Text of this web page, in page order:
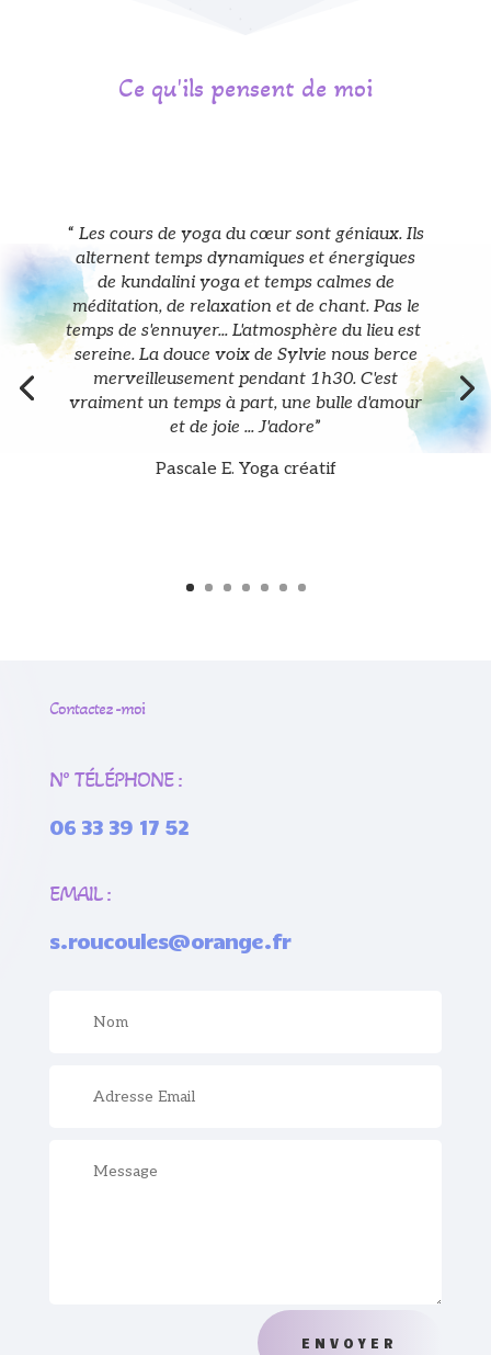
Ce qu'ils pensent de moi
“ Les cours de yoga du cœur sont géniaux. Ils
alternent temps dynamiques et énergiques
de kundalini yoga et temps calmes de
méditation, de relaxation et de chant. Pas le
temps de s'ennuyer... L'atmosphère du lieu est
sereine. La douce voix de Sylvie nous berce
merveilleusement pendant 1h30. C'est
vraiment un temps à part, une bulle d'amour
et de joie ... J'adore”
Pascale E. Yoga créatif
Contactez -moi
N° TÉLÉPHONE :
06 33 39 17 52
EMAIL :
s.roucoules@orange.fr
ENVOYER